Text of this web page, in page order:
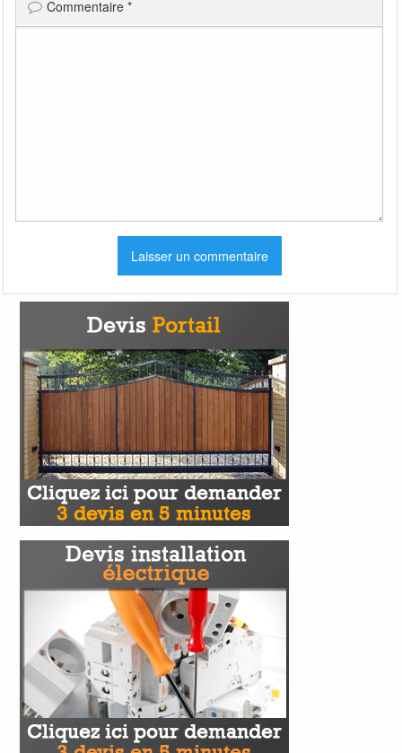
Commentaire*